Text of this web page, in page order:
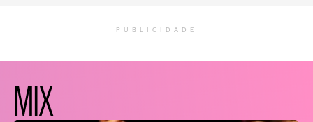
PUBLICIDADE
MIX